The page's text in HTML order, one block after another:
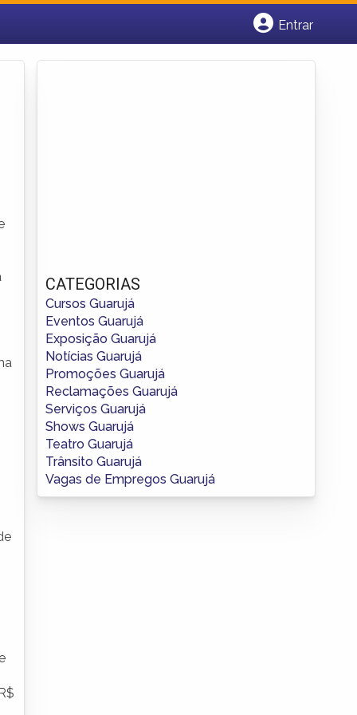
Entrar
CATEGORIAS
Cursos Guarujá
Eventos Guarujá
Exposição Guarujá
Notícias Guarujá
Promoções Guarujá
Reclamações Guarujá
Serviços Guarujá
Shows Guarujá
Teatro Guarujá
Trânsito Guarujá
Vagas de Empregos Guarujá